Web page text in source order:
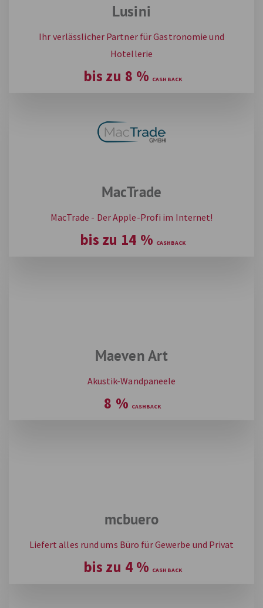
Lusini
Ihr verlässlicher Partner für Gastronomie und
Hotellerie
bis zu 8 %
MacTrade
MacTrade - Der Apple-Profi im Internet!
bis zu 14 %
Maeven Art
Akustik-Wandpaneele
8 %
mcbuero
Liefert alles rund ums Büro für Gewerbe und Privat
bis zu 4 %